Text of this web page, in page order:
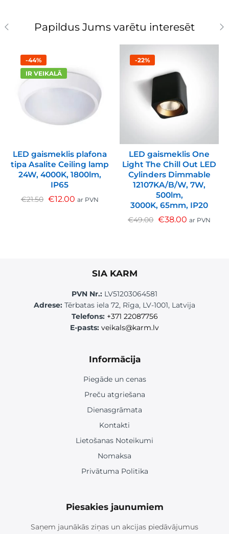
Papildus Jums varētu interesēt
-44%
IR VEIKALĀ
LED gaismeklis plafona
tipa Asalite Ceiling lamp
24W, 4000K, 1800lm,
IP65
€21.50 €12.00 ar PVN
-22%
LED gaismeklis One
Light The Chill Out LED
Cylinders Dimmable
12107KA/B/W, 7W,
500lm,
3000K, 65mm, IP20
€49.00 €38.00 ar PVN
SIA KARM
PVN Nr.: LV51203064581
Adrese: Tērbatas iela 72, Rīga, LV-1001, Latvija
Telefons: +371 22087756
E-pasts: veikals@karm.lv
Informācija
Piegāde un cenas
Preču atgriešana
Dienasgrāmata
Kontakti
Lietošanas Noteikumi
Nomaksa
Privātuma Politika
Piesakies jaunumiem
Saņem jaunākās ziņas un akcijas piedāvājumus